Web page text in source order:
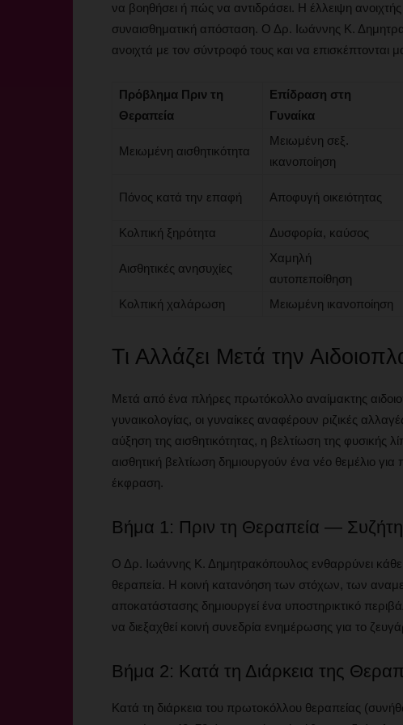
να βοηθήσει ή πώς να αντιδράσει. Η έλλειψη
συναισθηματική απόσταση. Ο Δρ. Ιωάννης Κ.
ανοιχτά με τον σύντροφό τους και να επισκέπτονται
Πρόβλημα Πριν τη
Θεραπεία
Επίδραση στη
Γυναίκα
Μειωμένη αισθητικότητα
Μειωμένη σεξ.
ικανοποίηση
Πόνος κατά την επαφή Αποφυγή οικειότητας
Κολπική ξηρότητα
Δυσφορία, καύσος
Αισθητικές ανησυχίες
Χαμηλή
αυτοπεποίθηση
Κολπική χαλάρωση
Μειωμένη ικανοποίηση
Τι Αλλάζει Μετά την
Μετά από ένα πλήρες πρωτόκολλο αναίμακτης
γυναικολογίας, οι γυναίκες αναφέρουν ριζικές
αύξηση της αισθητικότητας, η βελτίωση της φυσικής
αισθητική βελτίωση δημιουργούν ένα νέο θεμέλιο για
έκφραση.
Βήμα 1: Πριν τη Θεραπεία —
Ο Δρ. Ιωάννης Κ. Δημητρακόπουλος ενθαρρύνει
θεραπεία. Η κοινή κατανόηση των στόχων, των
αποκατάστασης δημιουργεί ένα υποστηρικτικό
να διεξαχθεί κοινή συνεδρία ενημέρωσης για το
Βήμα 2: Κατά τη Διάρκεια της
Κατά τη διάρκεια του πρωτοκόλλου θεραπείας